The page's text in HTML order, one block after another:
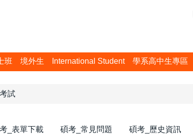
班 境外生 International Student 學系高中生專區
試
_表單下載 碩考_常見問題 碩考_歷史資訊